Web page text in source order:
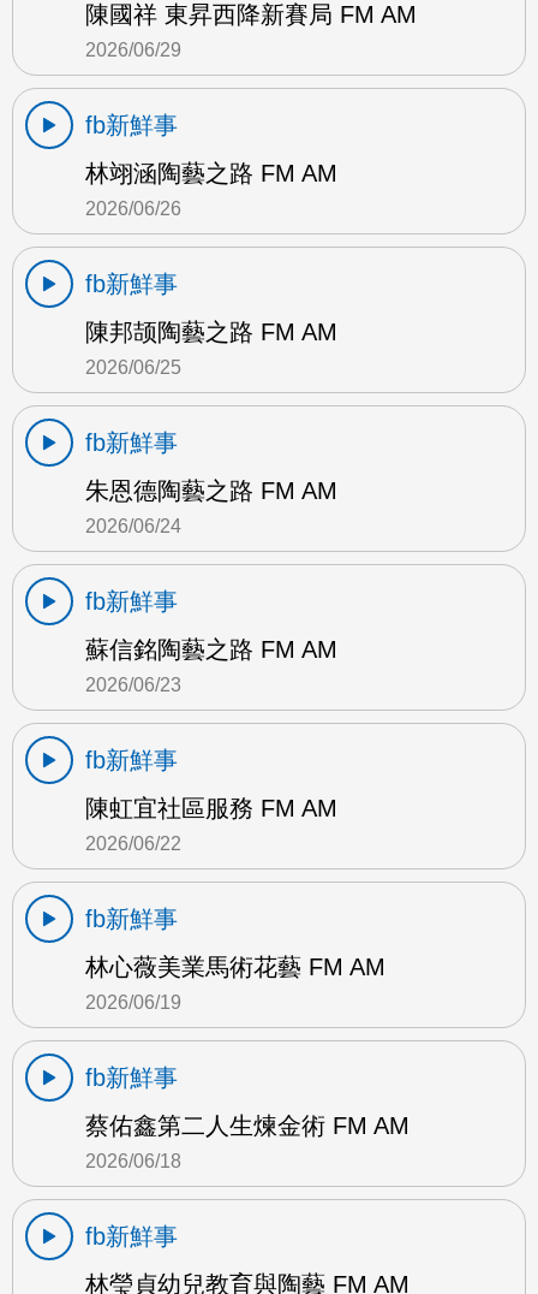
陳國祥 東昇西降新賽局 FM AM
2026/06/29
fb新鮮事
林翊涵陶藝之路 FM AM
2026/06/26
fb新鮮事
陳邦颉陶藝之路 FM AM
2026/06/25
fb新鮮事
朱恩德陶藝之路 FM AM
2026/06/24
fb新鮮事
蘇信銘陶藝之路 FM AM
2026/06/23
fb新鮮事
陳虹宜社區服務 FM AM
2026/06/22
fb新鮮事
林心薇美業馬術花藝 FM AM
2026/06/19
fb新鮮事
蔡佑鑫第二人生煉金術 FM AM
2026/06/18
fb新鮮事
林瑩貞幼兒教育與陶藝 FM AM